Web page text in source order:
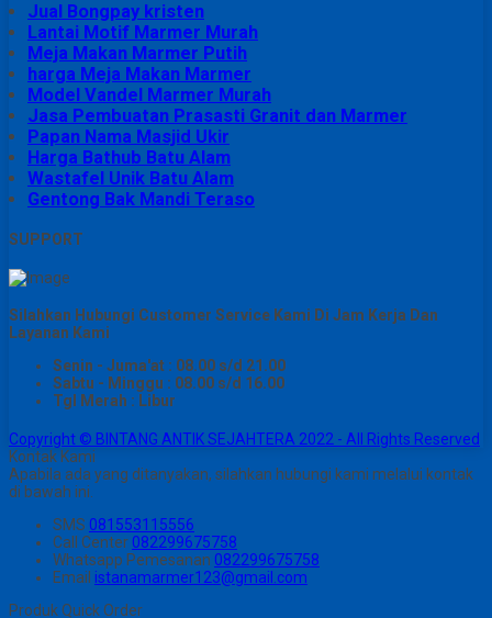
Jual Bongpay kristen
Lantai Motif Marmer Murah
Meja Makan Marmer Putih
harga Meja Makan Marmer
Model Vandel Marmer Murah
Jasa Pembuatan Prasasti Granit dan Marmer
Papan Nama Masjid Ukir
Harga Bathub Batu Alam
Wastafel Unik Batu Alam
Gentong Bak Mandi Teraso
SUPPORT
Silahkan Hubungi Customer Service Kami Di Jam Kerja Dan
Layanan Kami
Senin - Juma'at : 08.00 s/d 21.00
Sabtu - Minggu : 08.00 s/d 16.00
Tgl Merah : Libur
Copyright © BINTANG ANTIK SEJAHTERA 2022 - All Rights Reserved
Kontak Kami
Apabila ada yang ditanyakan, silahkan hubungi kami melalui kontak
di bawah ini.
SMS 081553115556
Call Center 082299675758
Whatsapp Pemesanan 082299675758
Email istanamarmer123@gmail.com
Produk Quick Order